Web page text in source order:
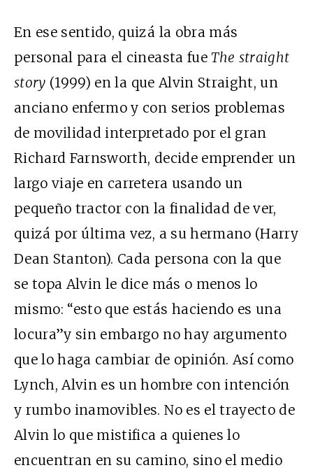
En ese sentido, quizá la obra más
personal para el cineasta fueThe straight
story (1999) en la que Alvin Straight, un
anciano enfermo y con serios problemas
de movilidad interpretado por el gran
Richard Farnsworth, decide emprender un
largo viaje en carretera usando un
pequeño tractor con la finalidad de ver,
quizá por última vez, a su hermano (Harry
Dean Stanton). Cada persona con la que
se topa Alvin le dice más o menos lo
mismo: “esto que estás haciendo es una
locura”y sin embargo no hay argumento
que lo haga cambiar de opinión. Así como
Lynch, Alvin es un hombre con intención
y rumbo inamovibles. No es el trayecto de
Alvin lo que mistifica a quienes lo
encuentran en su camino, sino el medio